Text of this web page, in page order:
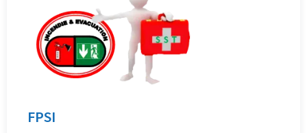
FPSI